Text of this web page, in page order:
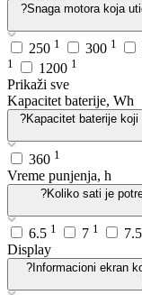
?Snaga motora koja
250 1 300 1
1 1200 1
Prikaži sve
Kapacitet baterije, Wh
?Kapacitet baterije
360 1
Vreme punjenja, h
?Koliko sati je
6.5 1 7 1 7.5
Display
?Informacioni ekran